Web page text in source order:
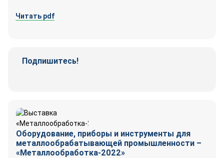
Читать pdf
Подпишитесь!
Оборудование, приборы и инструменты для
металлообрабатывающей промышленности –
«Металлообработка-2022»